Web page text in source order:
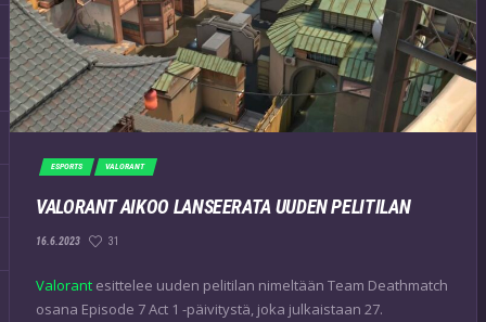
ESPORTS VALORANT
VALORANT AIKOO LANSEERATA UUDEN PELITILAN
16.6.2023 31
Valorant esittelee uuden pelitilan nimeltään Team Deathmatch
osana Episode 7 Act 1 -päivitystä, joka julkaistaan 27.